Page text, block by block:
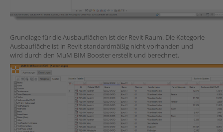
Grundlage für die Ausbauflächen ist der Revit Raum. Die Kategorie
Ausbaufläche ist in Revit standardmäßig nicht vorhanden und
wird durch den MuM BIM Booster erstellt und berechnet.